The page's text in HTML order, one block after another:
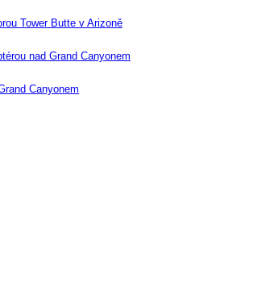
Tower Butte v Arizoně
nad Grand Canyonem
Canyonem